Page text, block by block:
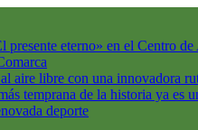
presente eterno» en el Centro
aire libre con una innovadora
temprana de la historia ya es
deporte